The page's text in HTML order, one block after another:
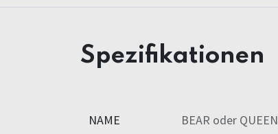
Spezifikationen
NAME BEAR oder QUEEN